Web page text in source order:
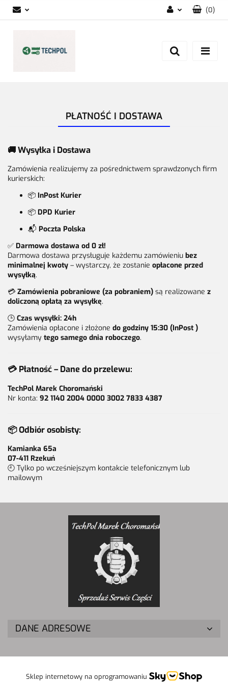
Zarejestruj się
(0)
PŁATNOŚĆ I DOSTAWA
🚚Wysyłka i Dostawa
Zamówienia realizujemy za pośrednictwem sprawdzonych firm
kurierskich:
📦 InPost Kurier
📦 DPD Kurier
📬 Poczta Polska
✅ Darmowa dostawa od 0 zł!
Darmowa dostawa przysługuje każdemu zamówieniu bez
minimalnej kwoty – wystarczy, że zostanie opłacone przed
wysyłką.
💳 Zamówienia pobraniowe (za pobraniem) są realizowane z
doliczoną opłatą za wysyłkę.
🕒 Czas wysyłki: 24h
Zamówienia opłacone i złożone do godziny 15:30 (InPost )
wysyłamy tego samego dnia roboczego.
💳 Płatność – Dane do przelewu:
TechPol Marek Choromański
Nr konta: 92 1140 2004 0000 3002 7833 4387
📦Odbiór osobisty:
Kamianka 65a
07-411 Rzekuń
🕘 Tylko po wcześniejszym kontakcie telefonicznym lub
mailowym
DANE ADRESOWE
Sklep internetowy na oprogramowaniu